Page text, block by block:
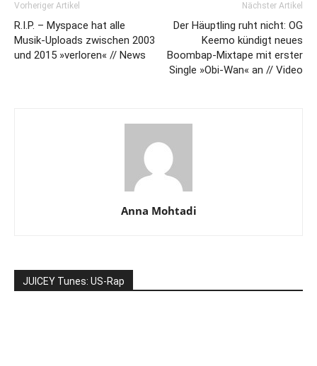
Vorheriger Artikel
R.I.P. – Myspace hat alle
Musik-Uploads zwischen 2003
und 2015 »verloren« // News
Nächster Artikel
Der Häuptling ruht nicht: OG
Keemo kündigt neues
Boombap-Mixtape mit erster
Single »Obi-Wan« an // Video
Anna Mohtadi
JUICEY Tunes: US-Rap